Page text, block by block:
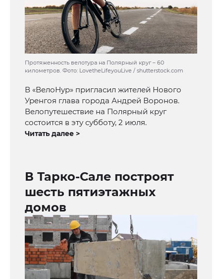
Протяженность велотура на Полярный круг – 60
километров. Фото: LovetheLifeyouLive / shutterstock.com
В «ВелоНур» пригласил жителей Нового
Уренгоя глава города Андрей Воронов.
Велопутешествие на Полярный круг
состоится в эту субботу, 2 июля.
Читать далее >
В Тарко-Сале построят
шесть пятиэтажных
домов